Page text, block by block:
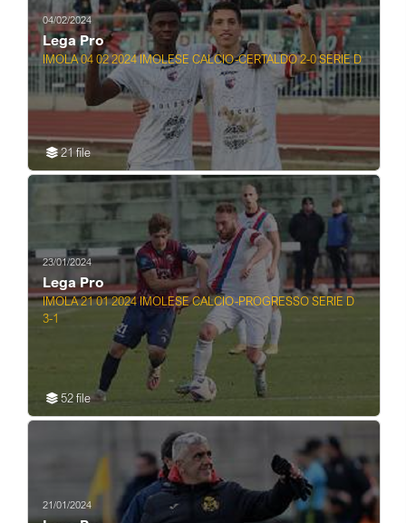
04/02/2024
Lega Pro
IMOLA 04 02 2024 IMOLESE CALCIO-CERTALDO 2-0 SERIE D
21 file
23/01/2024
Lega Pro
IMOLA 21 01 2024 IMOLESE CALCIO-PROGRESSO SERIE D
3-1
52 file
21/01/2024